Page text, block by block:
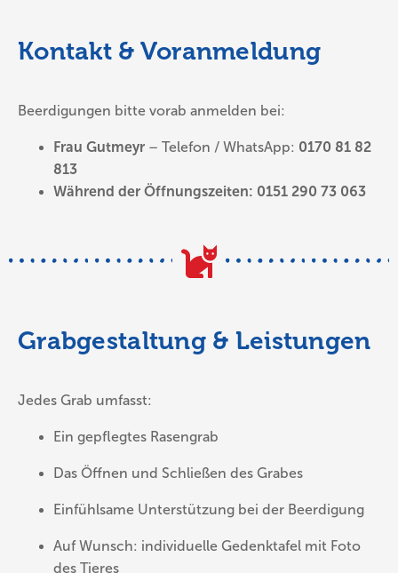
Kontakt & Voranmeldung
Beerdigungen bitte vorab anmelden bei:
Frau Gutmeyr – Telefon / WhatsApp: 0170 81 82
813
Während der Öffnungszeiten: 0151 290 73 063
Grabgestaltung & Leistungen
Jedes Grab umfasst:
Ein gepflegtes Rasengrab
Das Öffnen und Schließen des Grabes
Einfühlsame Unterstützung bei der Beerdigung
Auf Wunsch: individuelle Gedenktafel mit Foto
des Tieres